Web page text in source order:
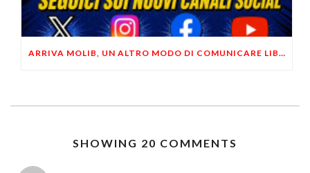
ARRIVA MOLIB, UN ALTRO MODO DI COMUNICARE LIBERTARIO
SHOWING 20 COMMENTS